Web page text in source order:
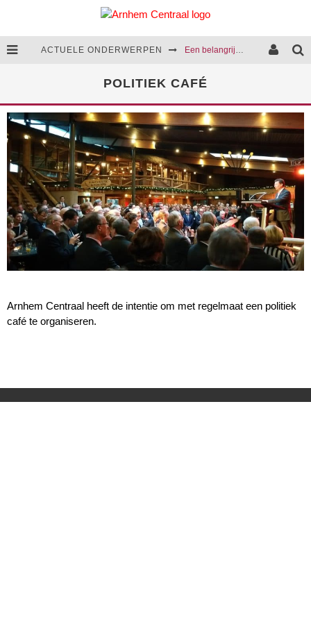
ACTUELE ONDERWERPEN Een belangrijke stap in de aanpak van huiselijk geweld
We presenteren het coalitieakkoord van 2026-2030
POLITIEK CAFÉ
Arnhem Centraal heeft de intentie om met regelmaat een politiek
café te organiseren.